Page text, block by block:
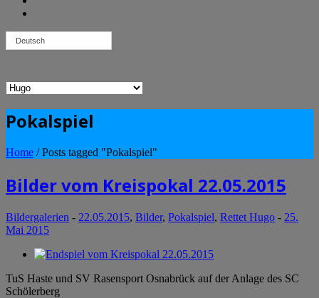
Deutsch
Pokalspiel
Home / Posts tagged "Pokalspiel"
Bilder vom Kreispokal 22.05.2015
Bildergalerien - 22.05.2015, Bilder, Pokalspiel, Rettet Hugo - 25.
Mai 2015
TuS Haste und SV Rasensport Osnabrück auf der Anlage des SC
Schölerberg